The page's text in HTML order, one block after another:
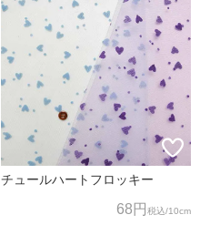
チュールハートフロッキー
68円 税込/10cm